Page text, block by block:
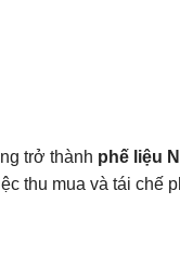
trở thành phế liệu
thu mua và tái chế